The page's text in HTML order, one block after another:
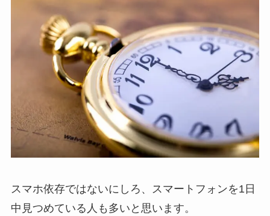
スマホ依存ではないにしろ、スマートフォンを1日
中見つめている人も多いと思います。